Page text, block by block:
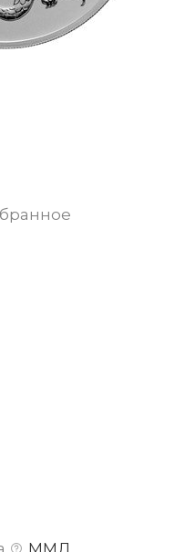
ММД